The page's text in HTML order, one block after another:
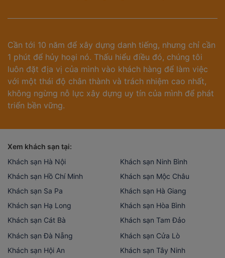
Cần tới 10 năm để xây dựng danh tiếng, nhưng chỉ cần
1 phút để hủy hoại nó. Thấu hiểu điều đó, chúng tôi
luôn đặt địa vị của mình vào khách hàng để làm việc
với một thái độ chân thành và trách nhiệm cao nhất,
không ngừng nỗ lực xây dựng uy tín của mình để phát
triển bền vững.
Xem khách sạn tại:
Khách sạn Hà Nội
Khách sạn Hồ Chí Minh
Khách sạn Sa Pa
Khách sạn Hạ Long
Khách sạn Cát Bà
Khách sạn Ninh Bình
Khách sạn Mộc Châu
Khách sạn Hà Giang
Khách sạn Hòa Bình
Khách sạn Tam Đảo
Khách sạn Đà Nẵng
Khách sạn Hội An
Khách sạn Cửa Lò
Khách sạn Tây Ninh